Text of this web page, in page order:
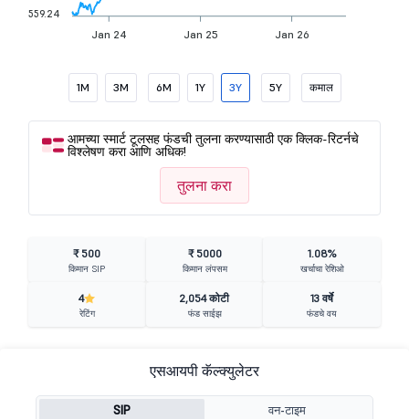
Jan 24 Jan 25 Jan 26
559.24
1M 3M 6M 1Y 3Y 5Y कमाल
आमच्या स्मार्ट टूलसह फंडची तुलना करण्यासाठी एक क्लिक-रिटर्नचे
विश्लेषण करा आणि अधिक!
तुलना करा
₹ 500
किमान SIP
₹ 5000
किमान लंपसम
1.08%
खर्चाचा रेशिओ
4
रेटिंग
2,054 कोटी
फंड साईझ
13 वर्षे
फंडचे वय
एसआयपी कॅल्क्युलेटर
SIP वन-टाइम